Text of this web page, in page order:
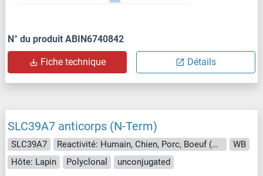
N° du produit ABIN6740842
Fiche technique Détails
SLC39A7 anticorps (N-Term)
SLC39A7 Reactivité: Humain, Chien, Porc, Boeuf (Vache), Cheval, Lapin, Mouton
WB
Hôte: Lapin
Polyclonal unconjugated